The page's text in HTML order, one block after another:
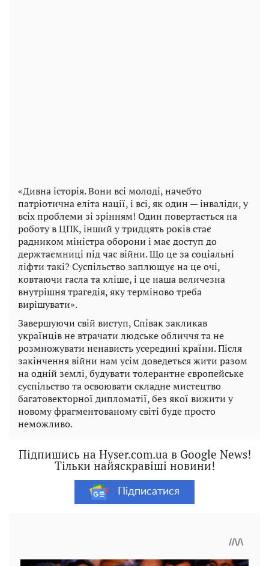
«Дивна історія. Вони всі молоді, начебто
патріотична еліта нації, і всі, як один — інваліди, у
всіх проблеми зі зрінням! Один повертається на
роботу в ЦПК, інший у тридцять років стає
радником міністра оборони і має доступ до
держтаємниці під час війни. Що це за соціальні
ліфти такі? Суспільство заплющує на це очі,
ковтаючи гасла та кліше, і це наша величезна
внутрішня трагедія, яку терміново треба
вирішувати».
Завершуючи свій виступ, Співак закликав
українців не втрачати людське обличчя та не
розмножувати ненависть усередині країни. Після
закінчення війни нам усім доведеться жити разом
на одній землі, будувати толерантне європейське
суспільство та освоювати складне мистецтво
багатовекторної дипломатії, без якої вижити у
новому фрагментованому світі буде просто
неможливо.
Підпишись на Hyser.com.ua в Google News!
Тільки найяскравіші новини!
Підписатися